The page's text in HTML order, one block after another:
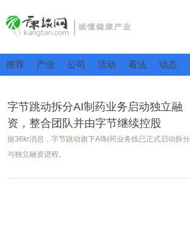
推荐 产业 公司 活动 看法 动态
字节跳动拆分AI制药业务启动独立融
资，整合团队并由字节继续控股
据36kr消息，字节跳动旗下AI制药业务线已正式启动拆分
与独立融资进程。